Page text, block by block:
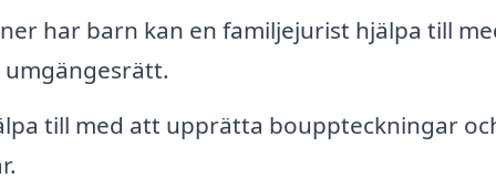
har barn kan en familjejurist hjälpa till
till med att upprätta bouppteckningar